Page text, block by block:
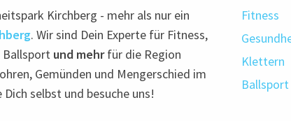
Kirchberg - mehr als nur ein
. Wir sind Dein Experte für Fitness,
Ballsport und mehrfür die Region
Gemünden und Mengerschied im
selbst und besuche uns!
Fitness
Klettern
Ballsport